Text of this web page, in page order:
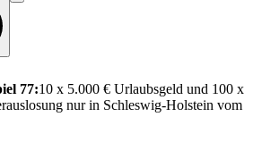
77:10 x 5.000 € Urlaubsgeld und 100 x
nur in Schleswig-Holstein vom